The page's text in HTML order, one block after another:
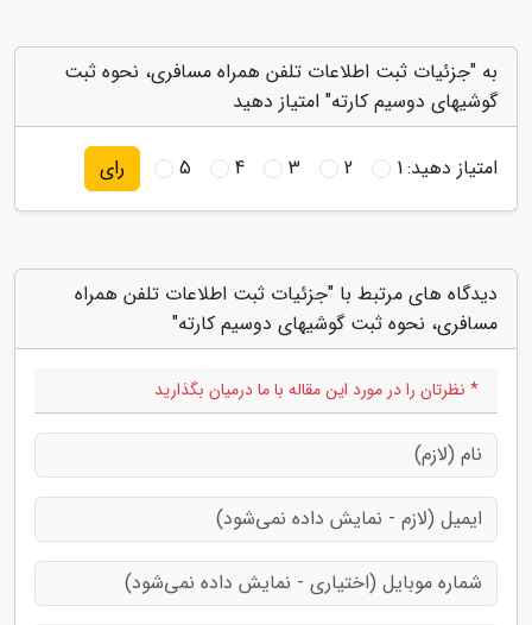
به "جزئیات ثبت اطلاعات تلفن همراه مسافری، نحوه ثبت
گوشیهای دوسیم کارته" امتیاز دهید
امتیاز دهید:1
2
3
4
5 رای
دیدگاه های مرتبط با "جزئیات ثبت اطلاعات تلفن همراه
مسافری، نحوه ثبت گوشیهای دوسیم کارته"
* نظرتان را در مورد این مقاله با ما درمیان بگذارید